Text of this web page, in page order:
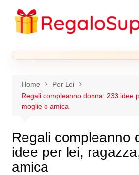
contenuto
Home
Per Lei
Regali compleanno donna: 233 idee
moglie o amica
Regali compleanno
idee per lei,
amica